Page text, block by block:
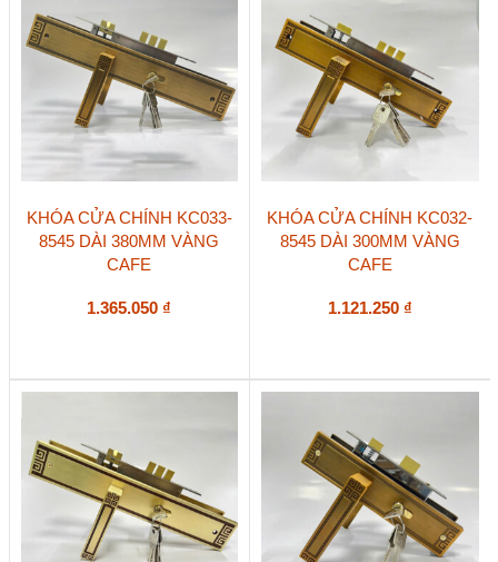
KHÓA CỬA CHÍNH KC033-
8545 DÀI 380MM VÀNG
CAFE
1.365.050 ₫
KHÓA CỬA CHÍNH KC032-
8545 DÀI 300MM VÀNG
CAFE
1.121.250 ₫